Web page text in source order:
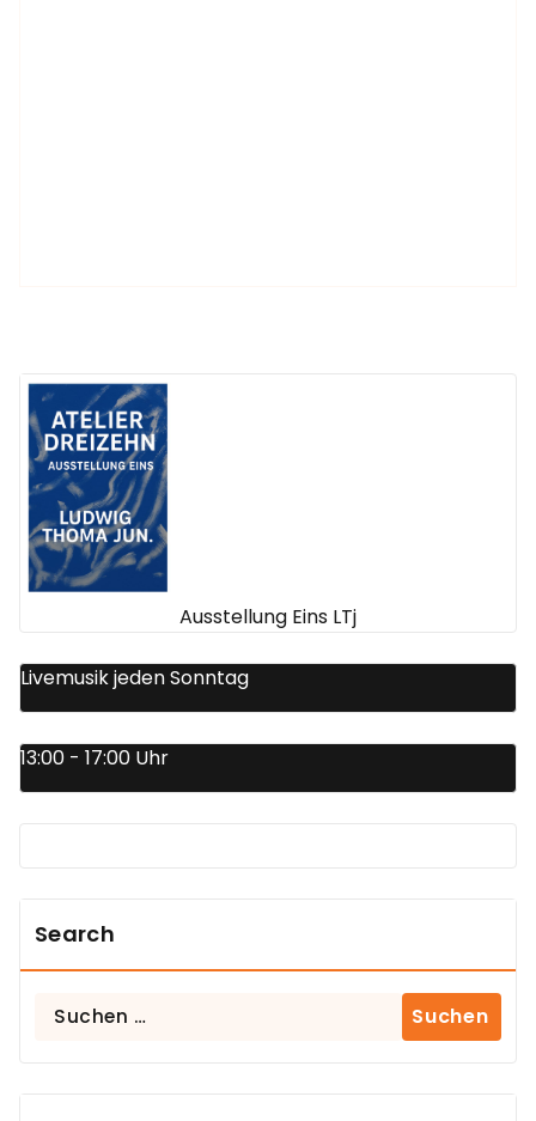
Ausstellung Eins LTj
Livemusik jeden Sonntag
13:00 - 17:00 Uhr
Search
Suchen